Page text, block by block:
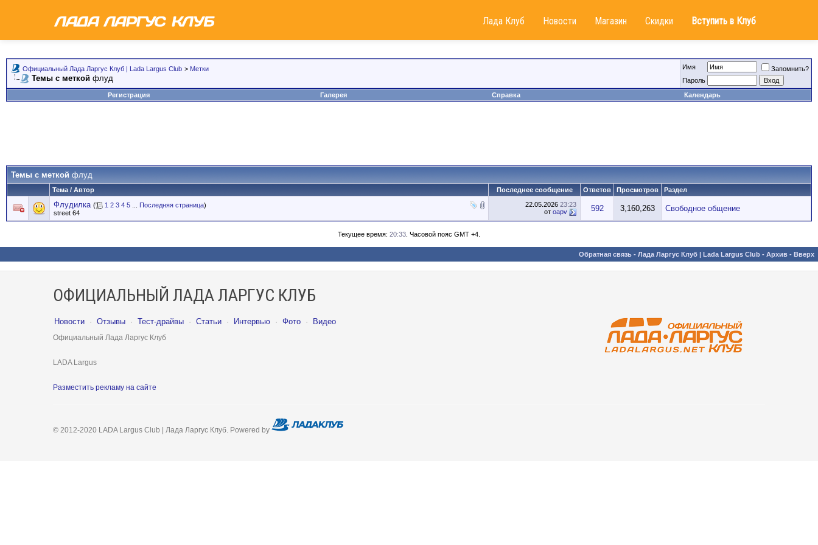
Лада Клуб Новости Магазин Скидки Вступить в Клуб
Официальный Лада Ларгус Клуб | Lada Largus Club > Метки
Темы с меткой флуд
Имя
Запомнить?
Пароль
Регистрация
Галерея Справка Календарь
Темы с меткой флуд
Тема / Автор Последнее сообщение Ответов Просмотров Раздел
Флудилка ( 1 2 3 4 5 Последняя страница)
street 64
22.05.2026 23:23
от oapv 592 3,160,263 Свободное общение
Текущее время: 20:33 . Часовой пояс GMT +4.
Обратная связь - Лада Ларгус Клуб | Lada Largus Club - Архив - Вверх
ОФИЦИАЛЬНЫЙ ЛАДА ЛАРГУС КЛУБ
Новости · Отзывы · Тест-драйвы · Статьи · Интервью · Фото · Видео
Официальный Лада Ларгус Клуб
LADA Largus
Разместить рекламу на сайте
© 2012-2020 LADA Largus Club | Лада Ларгус Клуб. Powered by